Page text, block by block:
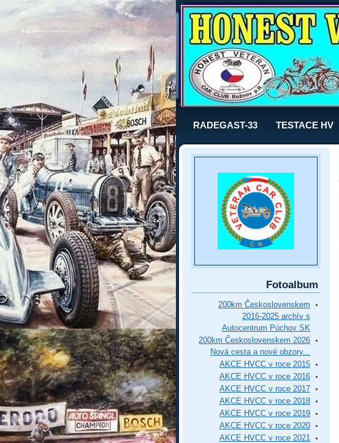
RADEGAST-33 TESTACE HV
Fotoalbum
200km Československem
2016-2025 archív s
Autocentrum Púchov SK
200km Československem 2026
Nová cesta a nové obzory...
AKCE HVCC v roce 2015
AKCE HVCC v roce 2016
AKCE HVCC v roce 2017
AKCE HVCC v roce 2018
AKCE HVCC v roce 2019
AKCE HVCC v roce 2020
AKCE HVCC v roce 2021